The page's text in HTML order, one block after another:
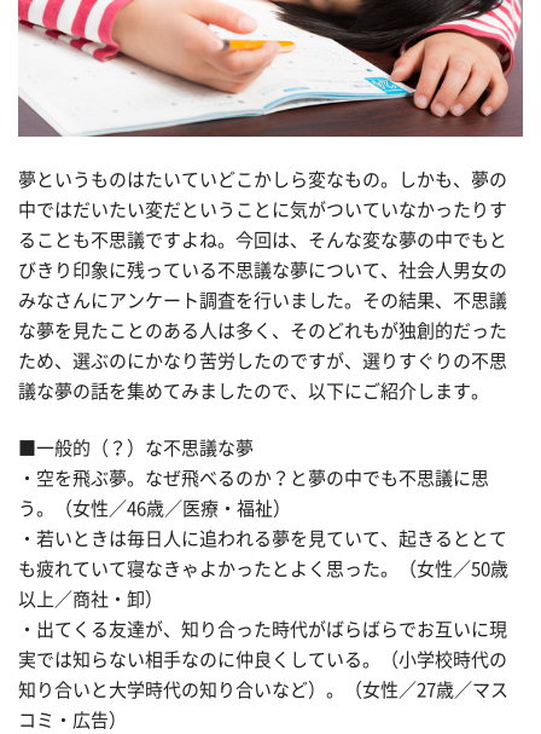
夢というものはたいていどこかしら変なもの。しかも、夢の
中ではだいたい変だということに気がついていなかったりす
ることも不思議ですよね。今回は、そんな変な夢の中でもと
びきり印象に残っている不思議な夢について、社会人男女の
みなさんにアンケート調査を行いました。その結果、不思議
な夢を見たことのある人は多く、そのどれもが独創的だった
ため、選ぶのにかなり苦労したのですが、選りすぐりの不思
議な夢の話を集めてみましたので、以下にご紹介します。
■一般的（？）な不思議な夢
・空を飛ぶ夢。なぜ飛べるのか？と夢の中でも不思議に思
う。（女性／46歳／医療・福祉）
・若いときは毎日人に追われる夢を見ていて、起きるととて
も疲れていて寝なきゃよかったとよく思った。（女性／50歳
以上／商社・卸）
・出てくる友達が、知り合った時代がばらばらでお互いに現
実では知らない相手なのに仲良くしている。（小学校時代の
知り合いと大学時代の知り合いなど）。（女性／27歳／マス
コミ・広告）